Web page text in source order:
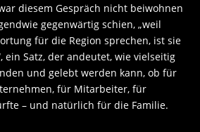
diesem Gespräch nicht beiwohnen
gegenwärtig schien, „weil
für die Region sprechen, ist sie
ein Satz, der andeutet, wie vielseitig
und gelebt werden kann, ob für
für Mitarbeiter, für
– und natürlich für die Familie.